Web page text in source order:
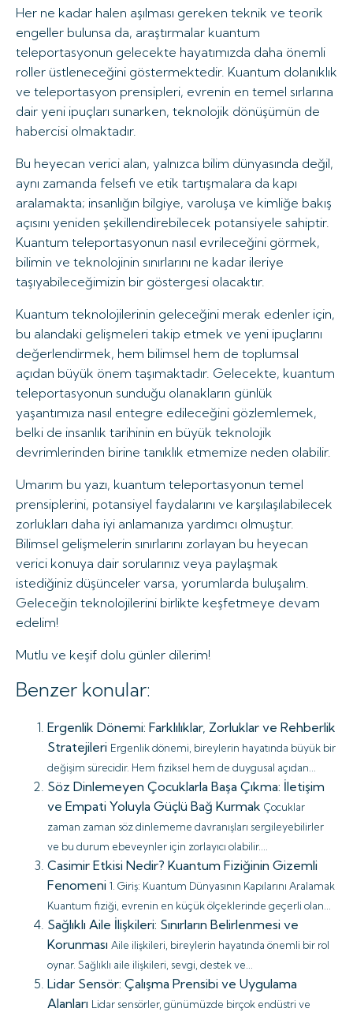
Her ne kadar halen aşılması gereken teknik ve teorik
engeller bulunsa da, araştırmalar kuantum
teleportasyonun gelecekte hayatımızda daha önemli
roller üstleneceğini göstermektedir. Kuantum dolanıklık
ve teleportasyon prensipleri, evrenin en temel sırlarına
dair yeni ipuçları sunarken, teknolojik dönüşümün de
habercisi olmaktadır.
Bu heyecan verici alan, yalnızca bilim dünyasında değil,
aynı zamanda felsefi ve etik tartışmalara da kapı
aralamakta; insanlığın bilgiye, varoluşa ve kimliğe bakış
açısını yeniden şekillendirebilecek potansiyele sahiptir.
Kuantum teleportasyonun nasıl evrileceğini görmek,
bilimin ve teknolojinin sınırlarını ne kadar ileriye
taşıyabileceğimizin bir göstergesi olacaktır.
Kuantum teknolojilerinin geleceğini merak edenler için,
bu alandaki gelişmeleri takip etmek ve yeni ipuçlarını
değerlendirmek, hem bilimsel hem de toplumsal
açıdan büyük önem taşımaktadır. Gelecekte, kuantum
teleportasyonun sunduğu olanakların günlük
yaşantımıza nasıl entegre edileceğini gözlemlemek,
belki de insanlık tarihinin en büyük teknolojik
devrimlerinden birine tanıklık etmemize neden olabilir.
Umarım bu yazı, kuantum teleportasyonun temel
prensiplerini, potansiyel faydalarını ve karşılaşılabilecek
zorlukları daha iyi anlamanıza yardımcı olmuştur.
Bilimsel gelişmelerin sınırlarını zorlayan bu heyecan
verici konuya dair sorularınız veya paylaşmak
istediğiniz düşünceler varsa, yorumlarda buluşalım.
Geleceğin teknolojilerini birlikte keşfetmeye devam
edelim!
Mutlu ve keşif dolu günler dilerim!
Benzer konular:
Ergenlik Dönemi: Farklılıklar, Zorluklar ve Rehberlik
Stratejileri Ergenlik dönemi, bireylerin hayatında büyük bir
değişim sürecidir. Hem fiziksel hem de duygusal açıdan...
Söz Dinlemeyen Çocuklarla Başa Çıkma: İletişim
ve Empati Yoluyla Güçlü Bağ Kurmak Çocuklar
zaman zaman söz dinlememe davranışları sergileyebilirler
ve bu durum ebeveynler için zorlayıcı olabilir....
Casimir Etkisi Nedir? Kuantum Fiziğinin Gizemli
Fenomeni 1. Giriş: Kuantum Dünyasının Kapılarını Aralamak
Kuantum fiziği, evrenin en küçük ölçeklerinde geçerli olan...
Sağlıklı Aile İlişkileri: Sınırların Belirlenmesi ve
Korunması Aile ilişkileri, bireylerin hayatında önemli bir rol
oynar. Sağlıklı aile ilişkileri, sevgi, destek ve...
Lidar Sensör: Çalışma Prensibi ve Uygulama
Alanları Lidar sensörler, günümüzde birçok endüstri ve